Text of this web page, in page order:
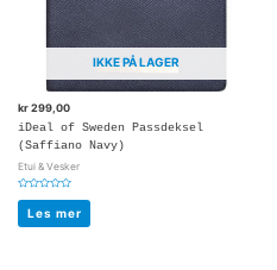
IKKE PÅ LAGER
kr299,00
iDeal of Sweden Passdeksel
(Saffiano Navy)
Etui & Vesker
Vurdert
av
5
Les mer